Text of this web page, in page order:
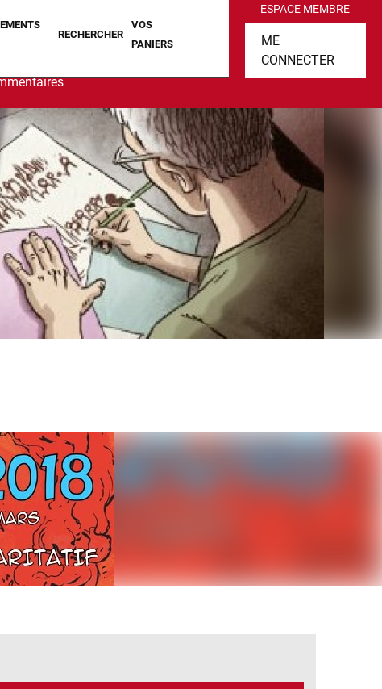
RECHERCHER
VOS
PANIERS
ESPACE MEMBRE
ME
CONNECTER